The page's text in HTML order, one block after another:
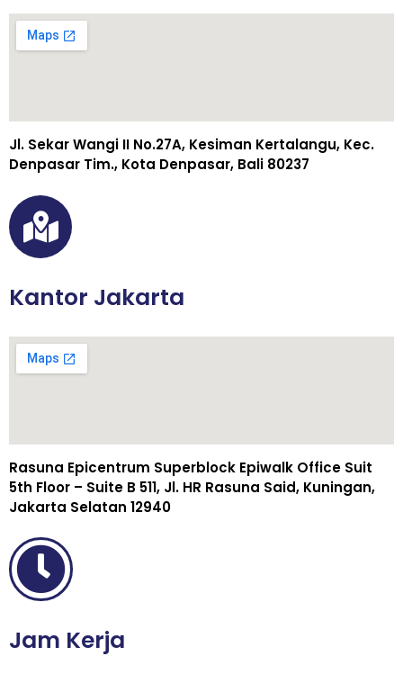
Jl. Sekar Wangi II No.27A, Kesiman Kertalangu, Kec.
Denpasar Tim., Kota Denpasar, Bali 80237
Kantor Jakarta
Rasuna Epicentrum Superblock Epiwalk Office Suit
5th Floor – Suite B 511, Jl. HR Rasuna Said, Kuningan,
Jakarta Selatan 12940
Jam Kerja